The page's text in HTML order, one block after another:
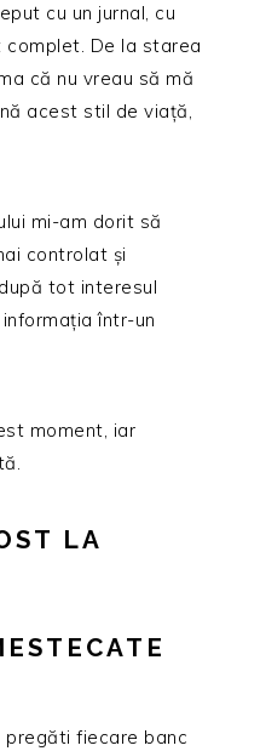
cu un jurnal, cu
De la starea
că nu vreau să mă
acest stil de viață,
mi-am dorit să
controlat și
tot interesul
într-un
moment, iar
LA
pregăti fiecare banc